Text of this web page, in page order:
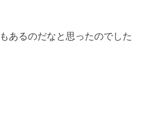
あるのだなと思ったのでした